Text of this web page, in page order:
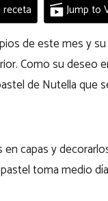
receta Jump to
de este mes y
Como su deseo
de Nutella
capas y
toma medio